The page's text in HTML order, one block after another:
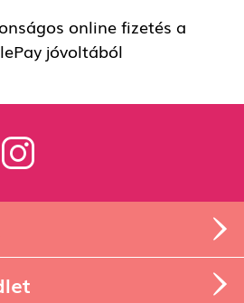
online fizetés a
jóvoltából